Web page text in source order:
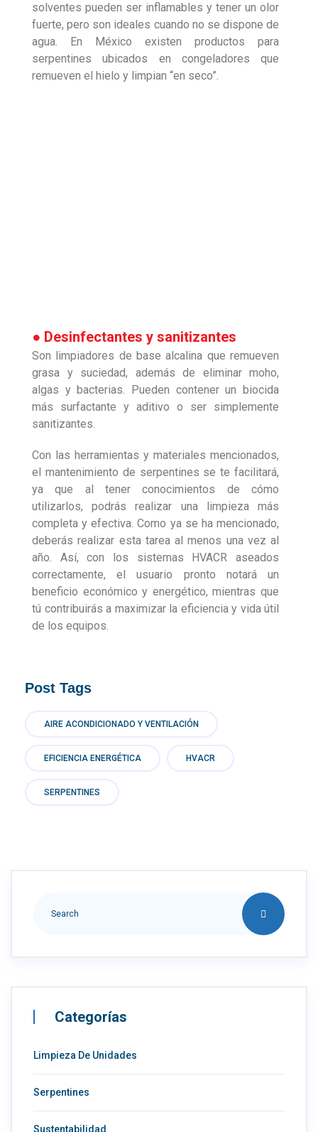
solventes pueden ser inflamables y tener un olor
fuerte, pero son ideales cuando no se dispone de
agua. En México existen productos para
serpentines ubicados en congeladores que
remueven el hielo y limpian “en seco”.
● Desinfectantes y sanitizantes
Son limpiadores de base alcalina que remueven
grasa y suciedad, además de eliminar moho,
algas y bacterias. Pueden contener un biocida
más surfactante y aditivo o ser simplemente
sanitizantes.
Con las herramientas y materiales mencionados,
el mantenimiento de serpentines se te facilitará,
ya que al tener conocimientos de cómo
utilizarlos, podrás realizar una limpieza más
completa y efectiva. Como ya se ha mencionado,
deberás realizar esta tarea al menos una vez al
año. Así, con los sistemas HVACR aseados
correctamente, el usuario pronto notará un
beneficio económico y energético, mientras que
tú contribuirás a maximizar la eficiencia y vida útil
de los equipos.
Post Tags
AIRE ACONDICIONADO Y VENTILACIÓN
EFICIENCIA ENERGÉTICA HVACR
SERPENTINES
Categorías
Limpieza De Unidades
Serpentines
Sustentabilidad